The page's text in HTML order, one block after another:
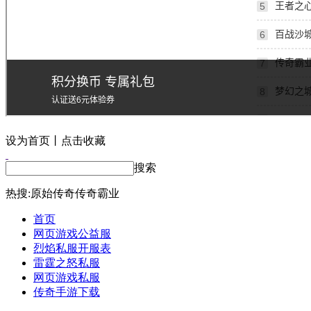
设为首页丨点击收藏
搜索
热搜:原始传奇传奇霸业
首页
网页游戏公益服
烈焰私服开服表
雷霆之怒私服
网页游戏私服
传奇手游下载